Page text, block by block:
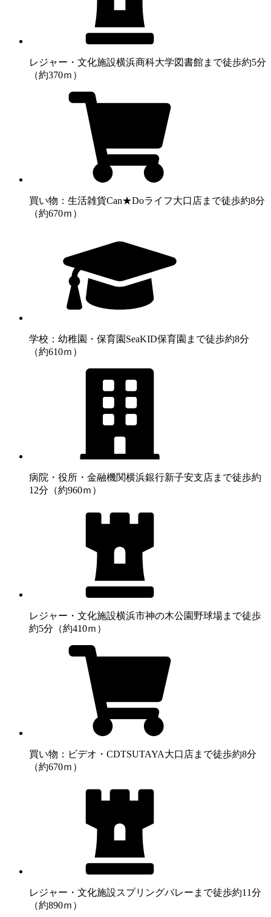
レジャー・文化施設横浜商科大学図書館まで徒歩約5分
（約370ｍ）
買い物：生活雑貨Can★Doライフ大口店まで徒歩約8分
（約670ｍ）
学校：幼稚園・保育園 SeaKID保育園まで徒歩約8分
（約610ｍ）
病院・役所・金融機関横浜銀行新子安支店まで徒歩約
12分（約960ｍ）
レジャー・文化施設横浜市神の木公園野球場まで徒歩
約5分（約410ｍ）
買い物：ビデオ・CDTSUTAYA大口店まで徒歩約8分
（約670ｍ）
レジャー・文化施設スプリングバレーまで徒歩約11分
（約890ｍ）